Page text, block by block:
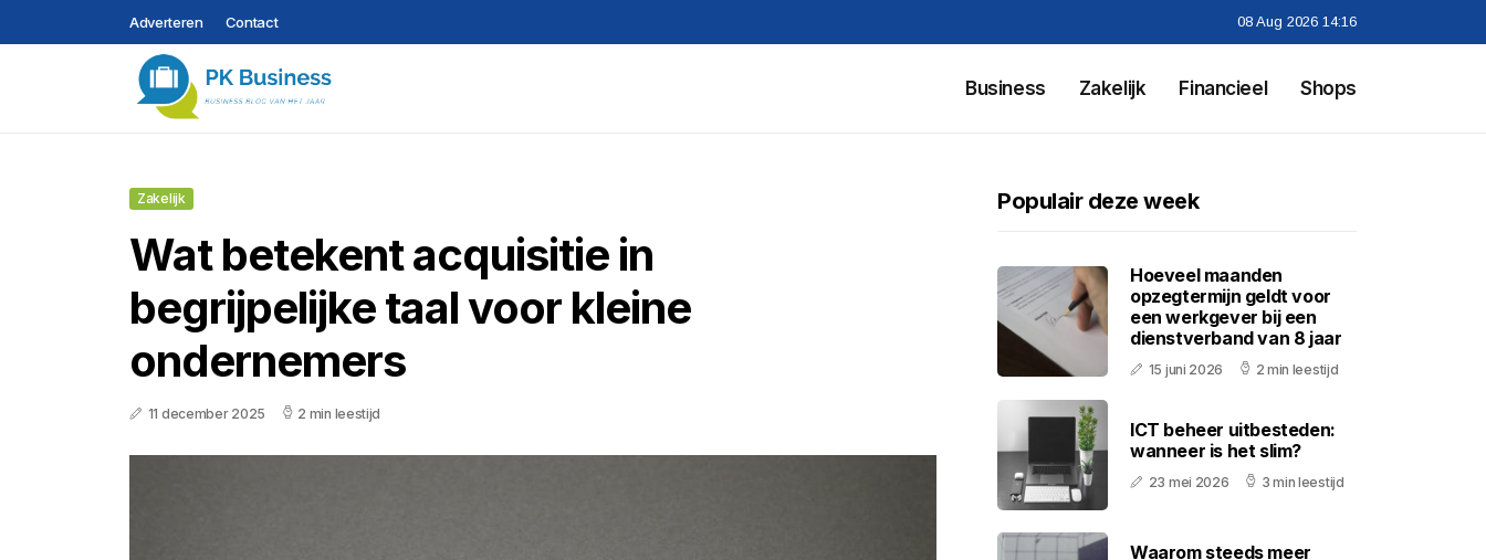
Adverteren Contact 08 Aug 2026 14:16
Business Zakelijk Financieel Shops
Zakelijk
Wat betekent acquisitie in
begrijpelijke taal voor kleine
ondernemers
11 december 2025 2 min leestijd
Populair deze week
Hoeveel maanden
opzegtermijn geldt voor
een werkgever bij een
dienstverband van 8 jaar
15 juni 2026 2 min leestijd
ICT beheer uitbesteden:
wanneer is het slim?
23 mei 2026 3 min leestijd
Waarom steeds meer